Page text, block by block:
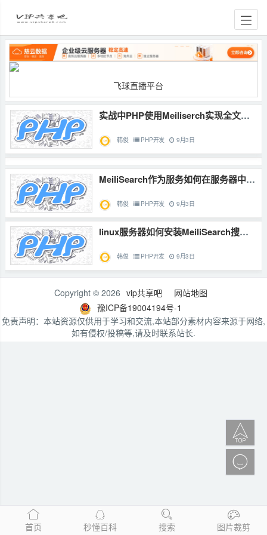
实战中PHP使用Meiliserch实现全文检索的教程
韩俊 PHP开发 9月3日
MeiliSearch作为服务如何在服务器中自动运行
韩俊 PHP开发 9月3日
linux服务器如何安装MeiliSearch搜索引擎
韩俊 PHP开发 9月3日
Copyright © 2026 vip共享吧
网站地图
豫ICP备19004194号-1
免责声明：本站资源仅供用于学习和交流,本站部分素材内容来源于网络,
如有侵权/投稿等,请及时联系站长.
首页 秒懂百科 搜索 图片裁剪

